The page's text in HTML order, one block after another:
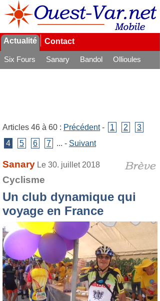
Actualité Contact
Six Fours Sanary Bandol
Ollioules
Articles 46 à 60 : Précédent- 1 2
3
4
5 6 7 ... - Suivant
Sanary Le 30. juillet 2018
Cyclisme
Un club dynamique qui
voyage en France